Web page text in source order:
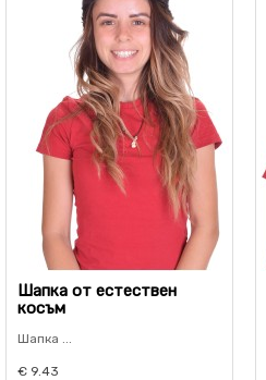
Шапка от естествен
косъм
Шапка ...
€ 9.43